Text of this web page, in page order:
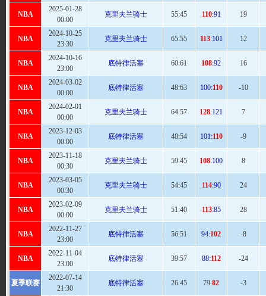
NBA
2025-01-28
00:00
克里夫兰骑士 55:45 110:91 19
NBA
2024-10-25
23:30
克里夫兰骑士 65:55 113:101 12
NBA
2024-10-16
23:00
底特律活塞 60:61 108:92 16
NBA
2024-03-02
00:00
底特律活塞 48:63 100:110 -10
NBA
2024-02-01
00:00
克里夫兰骑士 64:57 128:121 7
NBA
2023-12-03
00:00
底特律活塞 48:54 101:110 -9
NBA
2023-11-18
00:30
克里夫兰骑士 59:45 108:100 8
NBA
2023-03-05
00:30
克里夫兰骑士 54:45 114:90 24
NBA
2023-02-09
00:00
克里夫兰骑士 51:40 113:85 28
NBA
2022-11-27
23:00
底特律活塞 56:51 94:102 -8
NBA
2022-11-04
23:00
底特律活塞 39:57 88:112 -24
夏季联赛
2022-07-14
21:30
底特律活塞 26:45 79:82 -3